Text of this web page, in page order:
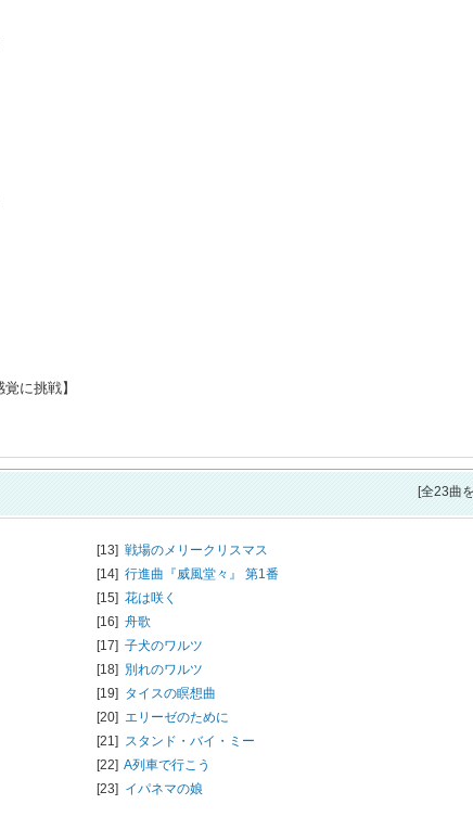
に挑戦】
[全23曲
[13] 戦場のメリークリスマス
[14] 行進曲『威風堂々』 第1番
[15] 花は咲く
[16] 舟歌
[17] 子犬のワルツ
[18] 別れのワルツ
[19] タイスの瞑想曲
[20] エリーゼのために
[21] スタンド・バイ・ミー
[22] A列車で行こう
[23] イパネマの娘